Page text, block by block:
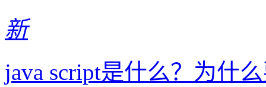
新
java script是什么？为什